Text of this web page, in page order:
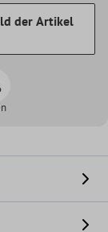
der Artikel